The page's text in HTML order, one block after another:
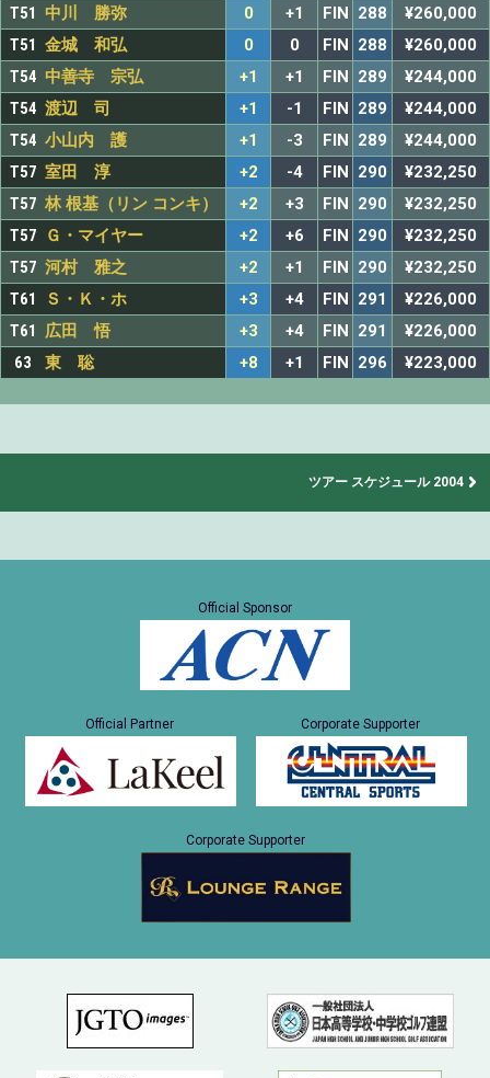
T51 中川 勝弥 0 +1 FIN 288
¥260,000
T51 金城 和弘 0 0 FIN 288
¥260,000
T54 中善寺 宗弘 +1 +1 FIN 289
¥244,000
T54 渡辺 司 +1 -1 FIN 289
¥244,000
T54 小山内 護 +1 -3 FIN 289
¥244,000
T57 室田 淳 +2 -4 FIN 290
¥232,250
T57 林 根基（リン コンキ） +2 +3 FIN 290
¥232,250
T57
Ｇ・マイヤー +2 +6 FIN 290
¥232,250
T57 河村 雅之 +2 +1 FIN 290
¥232,250
T61
Ｓ・Ｋ・ホ +3 +4 FIN 291
¥226,000
T61
広田 悟 +3 +4 FIN 291
¥226,000
63
東 聡 +8 +1 FIN 296 ¥223,000
ツアー スケジュール 2004
Official Sponsor
Official Partner Corporate Supporter
Corporate Supporter